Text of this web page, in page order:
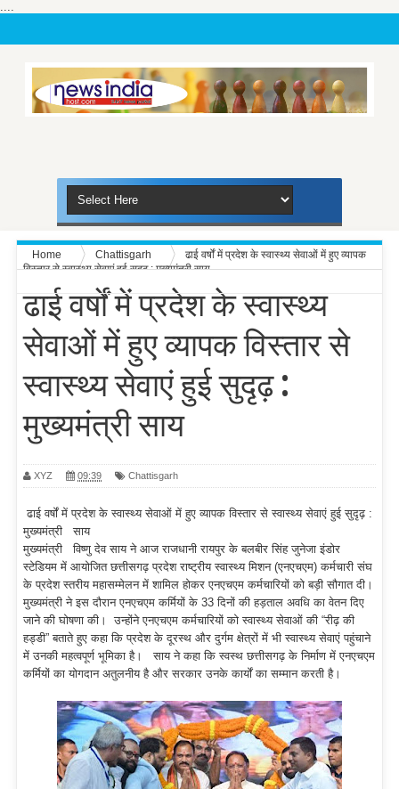
....
Home Chattisgarh
ढाई वर्षों में प्रदेश के स्वास्थ्य सेवाओं में हुए व्यापक
विस्तार से स्वास्थ्य सेवाएं हुई सुदृढ़ : मुख्यमंत्री साय
ढाई वर्षों में प्रदेश के स्वास्थ्य
सेवाओं में हुए व्यापक विस्तार से
स्वास्थ्य सेवाएं हुई सुदृढ़ :
मुख्यमंत्री साय
XYZ 09:39 Chattisgarh
ढाई वर्षों में प्रदेश के स्वास्थ्य सेवाओं में हुए व्यापक विस्तार से स्वास्थ्य सेवाएं हुई सुदृढ़ :
मुख्यमंत्री साय
मुख्यमंत्री विष्णु देव साय ने आज राजधानी रायपुर के बलबीर सिंह जुनेजा इंडोर
स्टेडियम में आयोजित छत्तीसगढ़ प्रदेश राष्ट्रीय स्वास्थ्य मिशन (एनएचएम) कर्मचारी संघ
के प्रदेश स्तरीय महासम्मेलन में शामिल होकर एनएचएम कर्मचारियों को बड़ी सौगात दी।
मुख्यमंत्री ने इस दौरान एनएचएम कर्मियों के 33 दिनों की हड़ताल अवधि का वेतन दिए
जाने की घोषणा की। उन्होंने एनएचएम कर्मचारियों को स्वास्थ्य सेवाओं की “रीढ़ की
हड्डी” बताते हुए कहा कि प्रदेश के दूरस्थ और दुर्गम क्षेत्रों में भी स्वास्थ्य सेवाएं पहुंचाने
में उनकी महत्वपूर्ण भूमिका है। साय ने कहा कि स्वस्थ छत्तीसगढ़ के निर्माण में एनएचएम
कर्मियों का योगदान अतुलनीय है और सरकार उनके कार्यों का सम्मान करती है।